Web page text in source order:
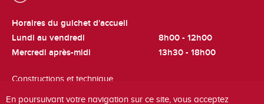
Horaires du guichet d'accueil
Lundi au vendredi
8h00 - 12h00
Mercredi après-midi
13h30 - 18h00
Constructions et technique
En poursuivant votre navigation sur ce site, vous acceptez